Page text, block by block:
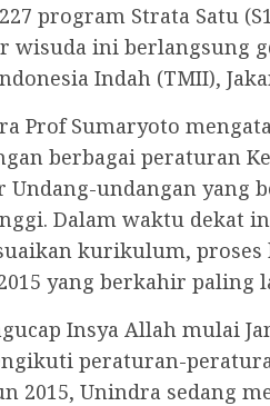
program Strata Satu
wisuda ini berlangsung
Indah (TMII),
Prof Sumaryoto
berbagai peraturan
Undang-undangan yang
Dalam waktu dekat
kurikulum, proses
yang berkahir paling
Insya Allah mulai
peraturan-
2015, Unindra sedang